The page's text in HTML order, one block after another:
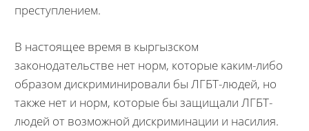
преступлением.
В настоящее время в кыргызском
законодательстве нет норм, которые каким-либо
образом дискриминировали бы ЛГБТ-людей, но
также нет и норм, которые бы защищали ЛГБТ-
людей от возможной дискриминации и насилия.